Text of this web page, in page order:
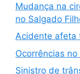
Mudança na
no Salgado
Acidente afeta
Ocorrências
Sinistro de